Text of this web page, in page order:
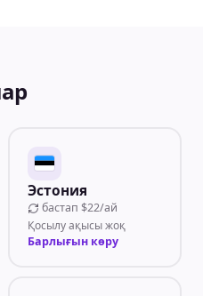
Эстония
бастап $22/ай
Қосылу ақысы жоқ
Барлығын көру